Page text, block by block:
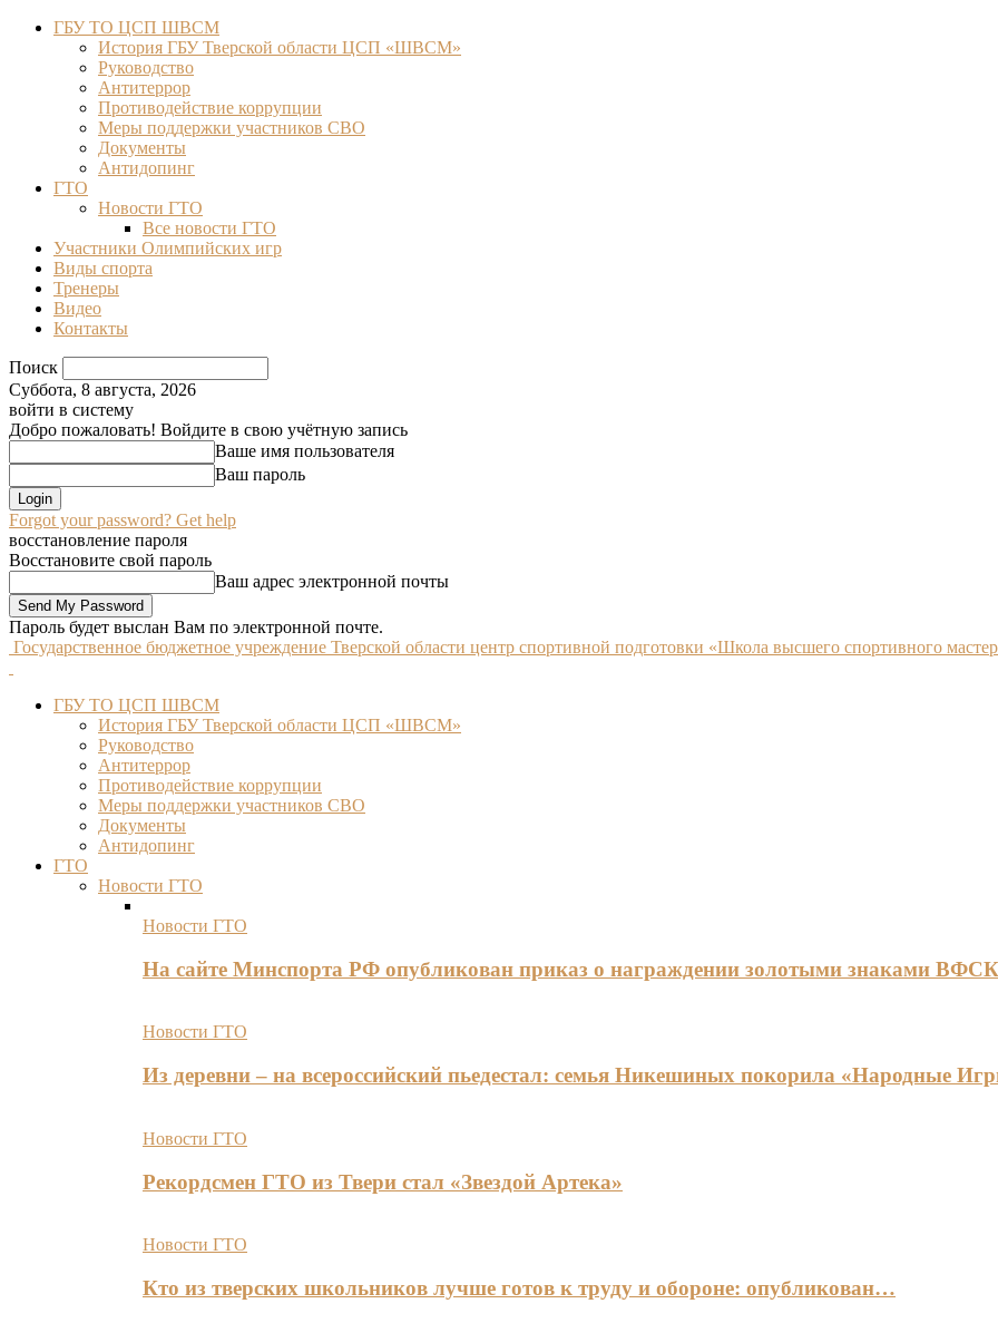
ГБУ ТО ЦСП ШВСМ
История ГБУ Тверской области ЦСП «ШВСМ»
Руководство
Антитеррор
Противодействие коррупции
Меры поддержки участников СВО
Документы
Антидопинг
ГТО
Новости ГТО
Все новости ГТО
Участники Олимпийских игр
Виды спорта
Тренеры
Видео
Контакты
Поиск
Суббота, 8 августа, 2026
войти в систему
Добро пожаловать! Войдите в свою учётную запись
Ваше имя пользователя
Ваш пароль
Forgot your password? Get help
восстановление пароля
Восстановите свой пароль
Ваш адрес электронной почты
Пароль будет выслан Вам по электронной почте.
Государственное бюджетное учреждение Тверской области центр спортивной подготовки «Школа высшего спортивного
ГБУ ТО ЦСП ШВСМ
История ГБУ Тверской области ЦСП «ШВСМ»
Руководство
Антитеррор
Противодействие коррупции
Меры поддержки участников СВО
Документы
Антидопинг
ГТО
Новости ГТО
Новости ГТО
На сайте Минспорта РФ опубликован приказ о награждении золотыми знаками
Новости ГТО
Из деревни – на всероссийский пьедестал: семья Никешиных покорила «Народные
Новости ГТО
Рекордсмен ГТО из Твери стал «Звездой Артека»
Новости ГТО
Кто из тверских школьников лучше готов к труду и обороне: опубликован…